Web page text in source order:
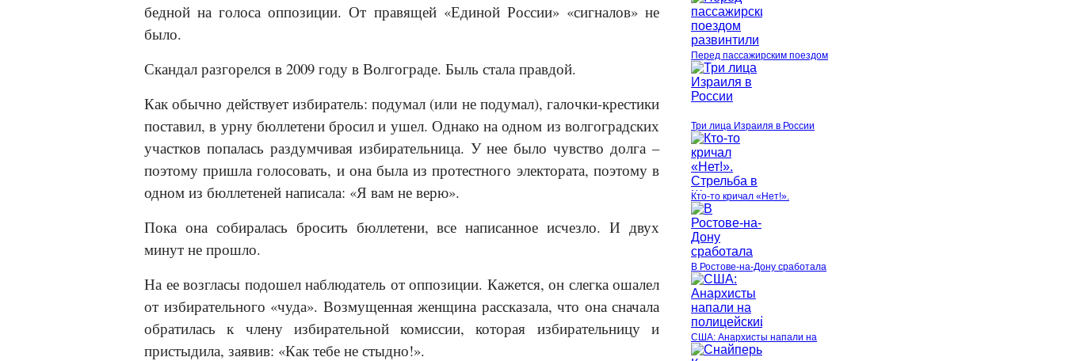
бедной на голоса оппозиции. От правящей «Единой России» «сигналов» не
было.
Скандал разгорелся в 2009 году в Волгограде. Быль стала правдой.
Как обычно действует избиратель: подумал (или не подумал), галочки-крестики
поставил, в урну бюллетени бросил и ушел. Однако на одном из волгоградских
участков попалась раздумчивая избирательница. У нее было чувство долга –
поэтому пришла голосовать, и она была из протестного электората, поэтому в
одном из бюллетеней написала: «Я вам не верю».
Пока она собиралась бросить бюллетени, все написанное исчезло. И двух
минут не прошло.
На ее возгласы подошел наблюдатель от оппозиции. Кажется, он слегка ошалел
от избирательного «чуда». Возмущенная женщина рассказала, что она сначала
обратилась к члену избирательной комиссии, которая избирательницу и
пристыдила, заявив: «Как тебе не стыдно!».
Перед пассажирским поездом
Три лица Израиля в России
Кто-то кричал «Нет!».
В Ростове-на-Дону сработала
США: Анархисты напали на